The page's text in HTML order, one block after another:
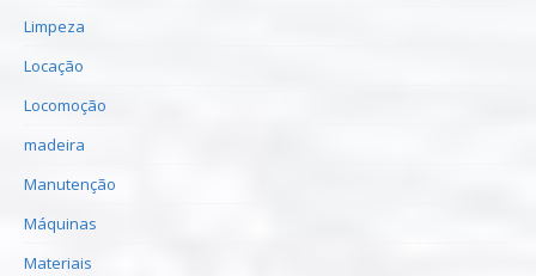
Limpeza
Locação
Locomoção
madeira
Manutenção
Máquinas
Materiais